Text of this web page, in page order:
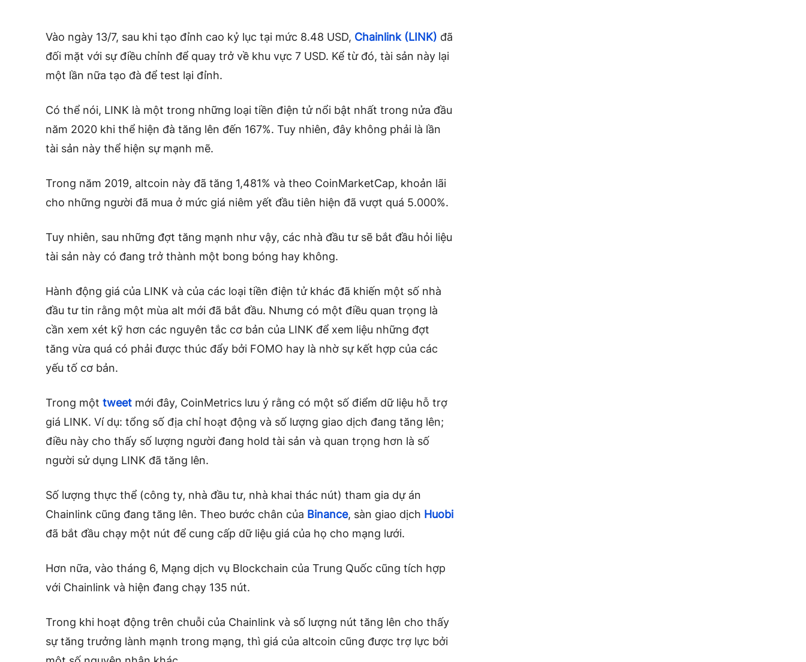
Vào ngày 13/7, sau khi tạo đỉnh cao kỷ lục tại mức 8.48 USD, Chainlink (LINK) đã
đối mặt với sự điều chỉnh để quay trở về khu vực 7 USD. Kể từ đó, tài sản này lại
một lần nữa tạo đà để test lại đỉnh.
Có thể nói, LINK là một trong những loại tiền điện tử nổi bật nhất trong nửa đầu
năm 2020 khi thể hiện đà tăng lên đến 167%. Tuy nhiên, đây không phải là lần
tài sản này thể hiện sự mạnh mẽ.
Trong năm 2019, altcoin này đã tăng 1,481% và theo CoinMarketCap, khoản lãi
cho những người đã mua ở mức giá niêm yết đầu tiên hiện đã vượt quá 5.000%.
Tuy nhiên, sau những đợt tăng mạnh như vậy, các nhà đầu tư sẽ bắt đầu hỏi liệu
tài sản này có đang trở thành một bong bóng hay không.
Hành động giá của LINK và của các loại tiền điện tử khác đã khiến một số nhà
đầu tư tin rằng một mùa alt mới đã bắt đầu. Nhưng có một điều quan trọng là
cần xem xét kỹ hơn các nguyên tắc cơ bản của LINK để xem liệu những đợt
tăng vừa quá có phải được thúc đẩy bởi FOMO hay là nhờ sự kết hợp của các
yếu tố cơ bản.
Trong một tweet mới đây, CoinMetrics lưu ý rằng có một số điểm dữ liệu hỗ trợ
giá LINK. Ví dụ: tổng số địa chỉ hoạt động và số lượng giao dịch đang tăng lên;
điều này cho thấy số lượng người đang hold tài sản và quan trọng hơn là số
người sử dụng LINK đã tăng lên.
Số lượng thực thể (công ty, nhà đầu tư, nhà khai thác nút) tham gia dự án
Chainlink cũng đang tăng lên. Theo bước chân của Binance, sàn giao dịch Huobi
đã bắt đầu chạy một nút để cung cấp dữ liệu giá của họ cho mạng lưới.
Hơn nữa, vào tháng 6, Mạng dịch vụ Blockchain của Trung Quốc cũng tích hợp
với Chainlink và hiện đang chạy 135 nút.
Trong khi hoạt động trên chuỗi của Chainlink và số lượng nút tăng lên cho thấy
sự tăng trưởng lành mạnh trong mạng, thì giá của altcoin cũng được trợ lực bởi